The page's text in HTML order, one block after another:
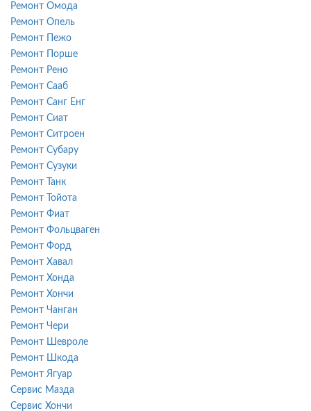
Ремонт Омода
Ремонт Опель
Ремонт Пежо
Ремонт Порше
Ремонт Рено
Ремонт Сааб
Ремонт Санг Енг
Ремонт Сиат
Ремонт Ситроен
Ремонт Субару
Ремонт Сузуки
Ремонт Танк
Ремонт Тойота
Ремонт Фиат
Ремонт Фольцваген
Ремонт Форд
Ремонт Хавал
Ремонт Хонда
Ремонт Хончи
Ремонт Чанган
Ремонт Чери
Ремонт Шевроле
Ремонт Шкода
Ремонт Ягуар
Сервис Мазда
Сервис Хончи